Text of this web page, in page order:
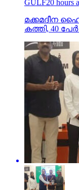
GULF20 hours
മക്കമദീന
കത്തി, 40 പേര്‍